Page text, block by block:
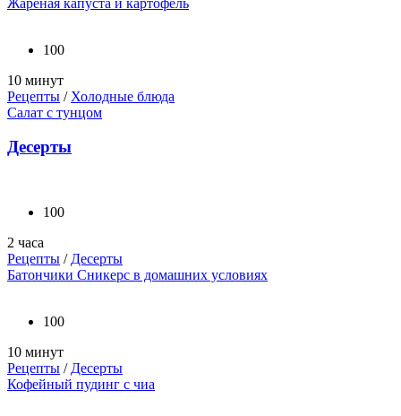
100
10 минут
Рецепты / Холодные блюда
Салат с тунцом
Десерты
100
2 часа
Рецепты / Десерты
Батончики Сникерс в домашних условиях
100
10 минут
Рецепты / Десерты
Кофейный пудинг с чиа